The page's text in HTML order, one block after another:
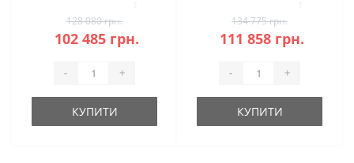
128 080 грн.
102 485 грн.
- +
КУПИТИ
134 775 грн.
111 858 грн.
- +
КУПИТИ